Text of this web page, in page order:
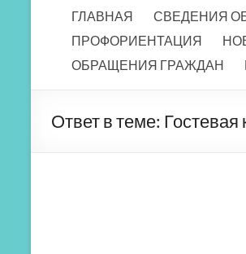
ГЛАВНАЯ
СВЕДЕНИЯ
ПРОФОРИЕНТАЦИЯ
ОБРАЩЕНИЯ ГРАЖДАН
Ответ в теме: Гостевая